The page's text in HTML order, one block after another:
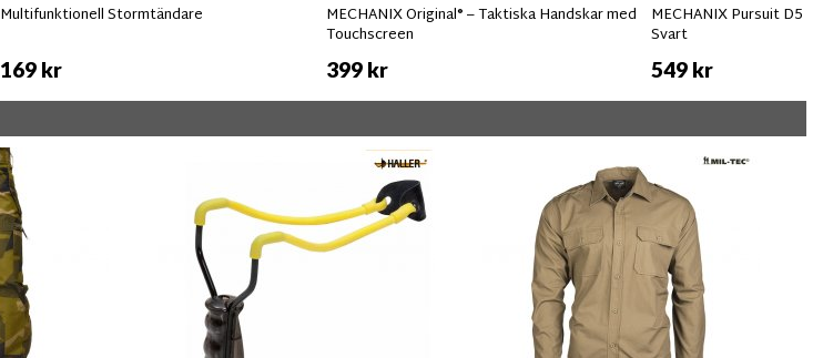
Multifunktionell Stormtändare
169 kr
MECHANIX Original® – Taktiska Handskar med
Touchscreen
399 kr
MECHANIX Pursuit D5
Svart
549 kr